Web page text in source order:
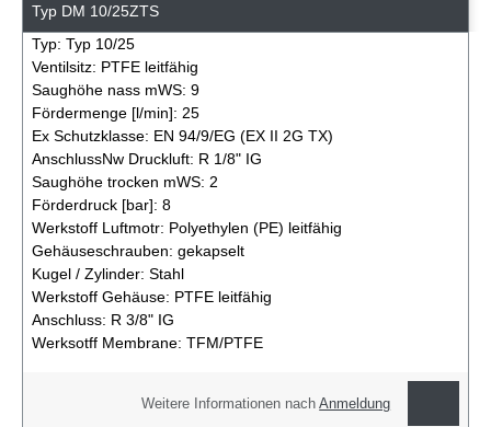
Typ DM 10/25ZTS
Typ: Typ 10/25
Ventilsitz: PTFE leitfähig
Saughöhe nass mWS: 9
Fördermenge [l/min]: 25
Ex Schutzklasse: EN 94/9/EG (EX II 2G TX)
AnschlussNw Druckluft: R 1/8" IG
Saughöhe trocken mWS: 2
Förderdruck [bar]: 8
Werkstoff Luftmotr: Polyethylen (PE) leitfähig
Gehäuseschrauben: gekapselt
Kugel / Zylinder: Stahl
Werkstoff Gehäuse: PTFE leitfähig
Anschluss: R 3/8" IG
Werksotff Membrane: TFM/PTFE
Weitere Informationen nachAnmeldung